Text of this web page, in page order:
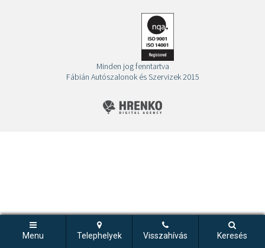
Menu Telephelyek Visszahívás Keresés
Minden jog fenntartva
Fábián Autószalonok és Szervizek 2015